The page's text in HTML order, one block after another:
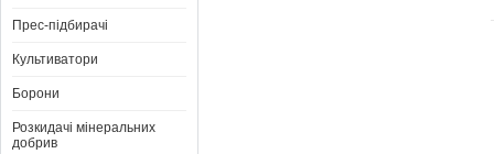
Прес-підбирачі
Культиватори
Борони
Розкидачі мінеральних
добрив